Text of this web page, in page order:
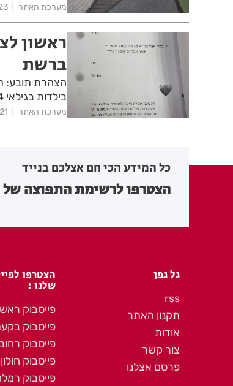
מערכת האתר
ברשת
הצהרת תובע:
בילדות בגילאי 9-14.
מערכת האתר
כל המידע הכי חם אצלכם בנייד
הצטרפו לרשימת התפוצה של
גל גפן
rss
תקנון האתר
אודות
צור קשר
פרסם אצלנו
הצטרפו
שלנו :
פייסבוק
פייסבוק
פייסבוק
פייסבוק חולון
פייסבוק